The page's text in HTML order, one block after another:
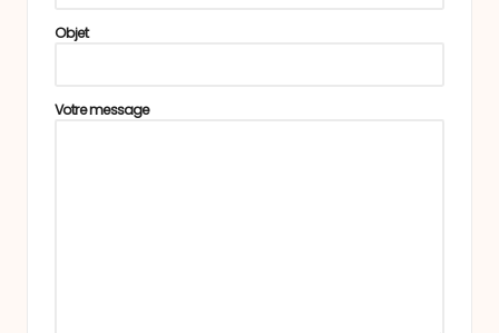
Objet
Votre message